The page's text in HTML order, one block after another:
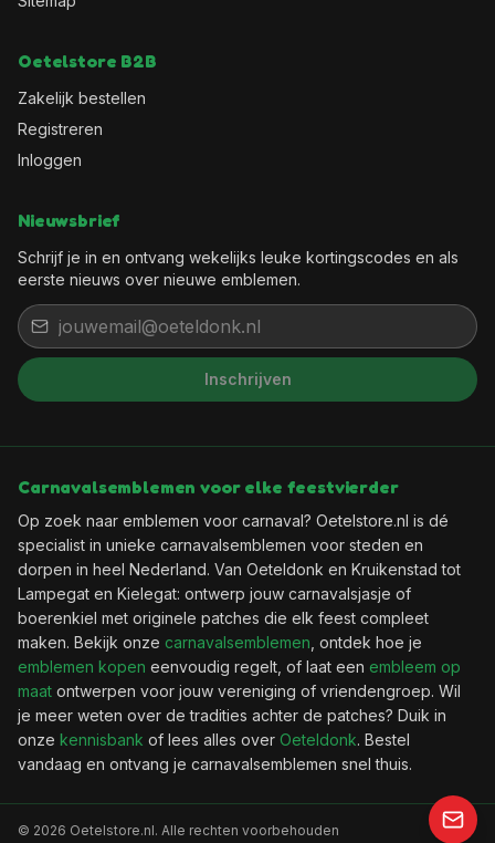
Oetelstore B2B
Zakelijk bestellen
Registreren
Inloggen
Nieuwsbrief
Schrijf je in en ontvang wekelijks leuke kortingscodes en als
eerste nieuws over nieuwe emblemen.
Inschrijven
Carnavalsemblemen voor elke feestvierder
Op zoek naar emblemen voor carnaval? Oetelstore.nl is dé
specialist in unieke carnavalsemblemen voor steden en
dorpen in heel Nederland. Van Oeteldonk en Kruikenstad tot
Lampegat en Kielegat: ontwerp jouw carnavalsjasje of
boerenkiel met originele patches die elk feest compleet
maken. Bekijk onze carnavalsemblemen , ontdek hoe je
emblemen kopen eenvoudig regelt, of laat een embleem op
maat ontwerpen voor jouw vereniging of vriendengroep. Wil
je meer weten over de tradities achter de patches? Duik in
onze kennisbank of lees alles over Oeteldonk. Bestel
vandaag en ontvang je carnavalsemblemen snel thuis.
© 2026 Oetelstore.nl. Alle rechten voorbehouden